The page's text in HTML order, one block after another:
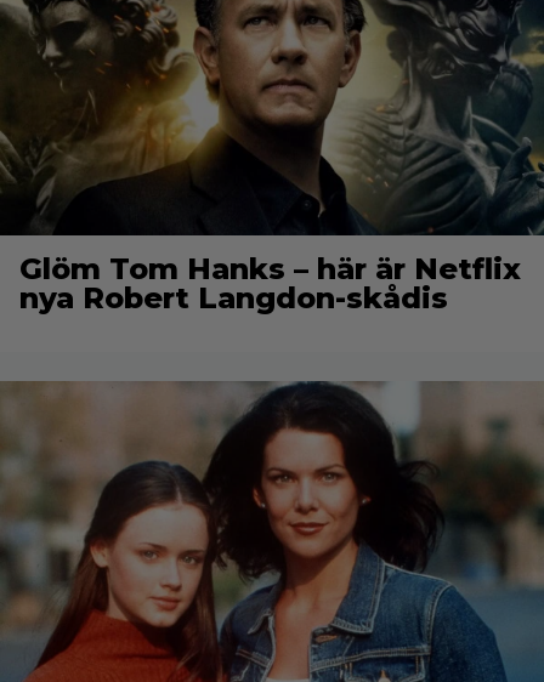
Glöm Tom Hanks – här är Netflix
nya Robert Langdon-skådis